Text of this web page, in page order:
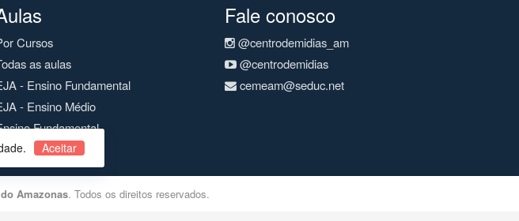
Cursos
as aulas
- Ensino Fundamental
- Ensino Médio
Fundamental
Médio
Fale conosco
@centrodemidias_am
@centrodemidias
cemeam@seduc.net
Amazonas. Todos os direitos reservados.
Aceitar